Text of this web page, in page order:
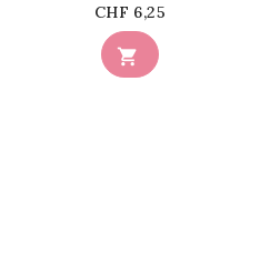

Price
CHF 6,25